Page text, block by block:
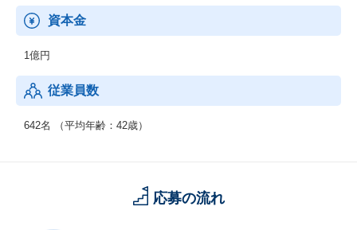
資本金
1億円
従業員数
642名 （平均年齢：42歳）
応募の流れ